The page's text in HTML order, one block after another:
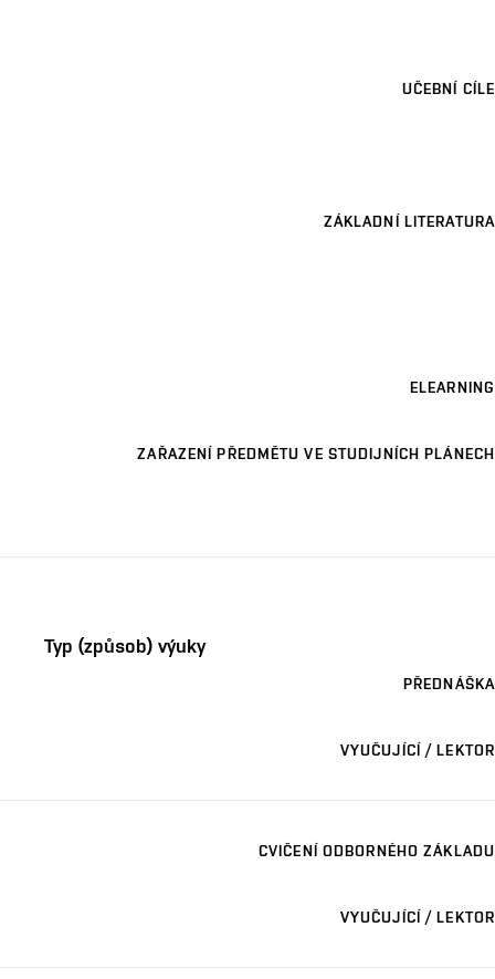
UČEBNÍ CÍLE
ZÁKLADNÍ LITERATURA
ELEARNING
ZAŘAZENÍ PŘEDMĚTU VE STUDIJNÍCH PLÁNECH
Typ (způsob) výuky
PŘEDNÁŠKA
VYUČUJÍCÍ / LEKTOR
CVIČENÍ ODBORNÉHO ZÁKLADU
VYUČUJÍCÍ / LEKTOR